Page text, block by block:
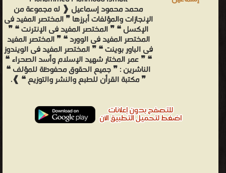
محمد محمود إسماعيل ❰ له مجموعة من
الإنجازات والمؤلفات أبرزها ❞ المختصر المفيد فى
الإكسل ❝ ❞ المختصر المفيد فى الإنترنت ❝ ❞
المختصر المفيد فى الوورد ❝ ❞ المختصر المفيد
فى الباور بوينت ❝ ❞ المختصر المفيد فى الويندوز
❝ ❞ عمر المختار شهيد الإسلام وأسد الصحراء ❝
الناشرين : ❞ جميع الحقوق محفوظة للمؤلف ❝
❞ مكتبة القرأن للطبع والنشر والتوزيع ❝ ❱.